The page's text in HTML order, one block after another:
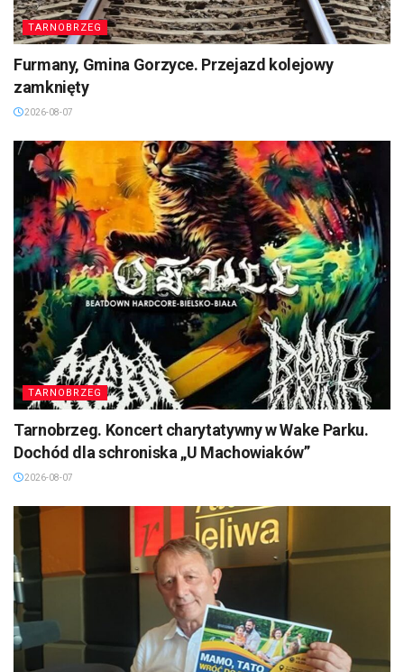
TARNOBRZEG
Furmany, Gmina Gorzyce. Przejazd kolejowy
zamknięty
2026-08-07
TARNOBRZEG
Tarnobrzeg. Koncert charytatywny w Wake Parku.
Dochód dla schroniska „U Machowiaków”
2026-08-07